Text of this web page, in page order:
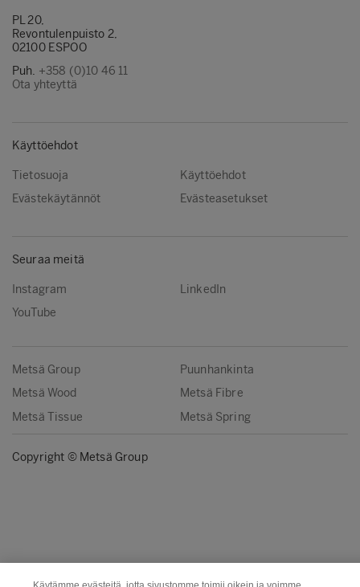
PL 20,
Revontulenpuisto 2,
02100 ESPOO
Puh. +358 (0)10 46 11
Ota yhteyttä
Käyttöehdot
Tietosuoja
Käyttöehdot
Evästekäytännöt
Evästeasetukset
Seuraa meitä
Instagram
LinkedIn
YouTube
Metsä Group
Puunhankinta
Metsä Wood
Metsä Fibre
Metsä Tissue
Metsä Spring
Copyright © Metsä Group